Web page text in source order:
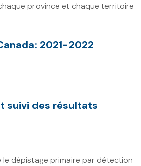
province et chaque territoire
2021-2022
suivi des résultats
dépistage primaire par détection